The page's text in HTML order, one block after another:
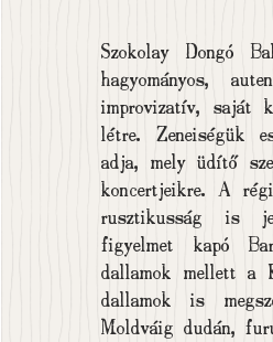
Szokolay Dongó
hagyományos,
improvizatív, saját
létre. Zeneiségük
adja, mely üdítő
koncertjeikre. A
rusztikusság is
figyelmet kapó
dallamok mellett a
dallamok is
Moldváig dudán,